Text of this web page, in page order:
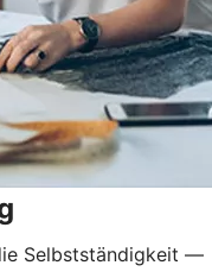
Selbstständigkeit —